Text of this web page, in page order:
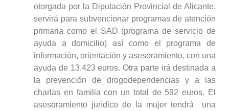
otorgada por la Diputación Provincial de Alicante,
servirá para subvencionar programas de atención
primaria como el SAD (programa de servicio de
ayuda a domicilio) así como el programa de
información, orientación y asesoramiento, con una
ayuda de 13.423 euros. Otra parte irá destinada a
la prevención de drogodependencias y a las
charlas en familia con un total de 592 euros. El
asesoramiento jurídico de la mujer tendrá una